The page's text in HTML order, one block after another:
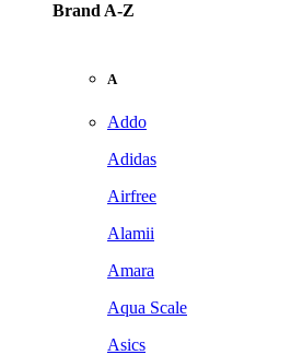
Brand A-Z
A
Addo
Adidas
Airfree
Alamii
Amara
Aqua Scale
Asics